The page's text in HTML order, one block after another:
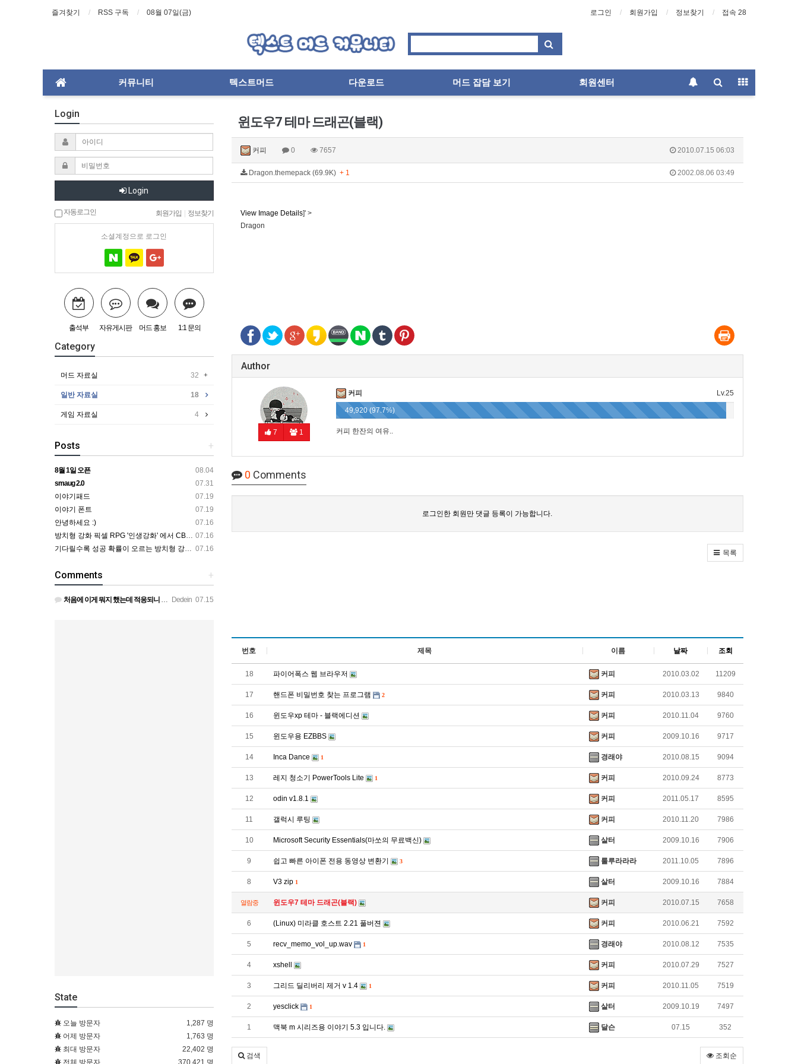
즐겨찾기 RSS 구독 08월 07일(금) 로그인 회원가입 정보찾기 접속 28
커뮤니티 텍스트머드 다운로드 머드 잡담 보기 회원센터
윈도우7 테마 드래곤(블랙)
커피 0 7657 2010.07.15 06:03
2002.08.06 03:49
Dragon.themepack (69.9K) + 1
View Image Details]' >
Dragon
Author
7 1
Lv.25
커피
49,920 (97.7%)
커피 한잔의 여유..
0 Comments
로그인한 회원만 댓글 등록이 가능합니다.
목록
번호 제목 이름 날짜 조회
18 파이어폭스 웹 브라우저 커피 2010.03.02 11209
17 핸드폰 비밀번호 찾는 프로그램 2 커피 2010.03.13 9840
16 윈도우xp 테마 - 블랙에디션 커피 2010.11.04 9760
15 윈도우용 EZBBS 커피 2009.10.16 9717
14 Inca Dance 1 경래야 2010.08.15 9094
13 레지 청소기 PowerTools Lite 1 커피 2010.09.24 8773
12 odin v1.8.1 커피 2011.05.17 8595
11 갤럭시 루팅 커피 2010.11.20 7986
10 Microsoft Security Essentials(마쏘의 무료백신) 살터 2009.10.16 7906
9 쉽고 빠른 아이폰 전용 동영상 변환기 3 룰루라라라 2011.10.05 7896
8 V3 zip 1 살터 2009.10.16 7884
열람중 윈도우7 테마 드래곤(블랙) 커피 2010.07.15 7658
6 (Linux) 미라클 호스트 2.21 풀버젼 커피 2010.06.21 7592
5 recv_memo_vol_up.wav 1 경래야 2010.08.12 7535
4 xshell 커피 2010.07.29 7527
3 그리드 딜리버리 제거 v 1.4 1 커피 2010.11.05 7519
2 yesclick 1 살터 2009.10.19 7497
1 맥북 m 시리즈용 이야기 5.3 입니다. 달슨 07.15 352
조회순
검색
Login
Login
자동로그인 회원가입 정보찾기
소셜계정으로 로그인
출석부 자유게시판 머드 홍보 1:1 문의
Category
머드 자료실 32
일반 자료실 18
게임 자료실 4
+
Posts
08.04
8월 1일 오픈
07.31
smaug 2.0
07.19
이야기패드
07.19
이야기 폰트
07.16
안녕하세요 :)
07.16
방치형 강화 픽셀 RPG '인생강화' 에서 CBT 인원을 모집합니다.
07.16
기다릴수록 성공 확률이 오르는 방치형 강화 RPG — 인생강화 ※8월 초 오픈 예정 (현재 CBT 중)
+
Comments
Dedein 07.15
처음에 이게 뭐지 했는데 적응되니 할만하네요 정보가 없긴하지만 게밍 안에 게시판 에서 하나씩 찾아보면은 그래…
State
오늘 방문자
1,287 명
어제 방문자
1,763 명
최대 방문자
22,402 명
전체 방문자
370,421 명